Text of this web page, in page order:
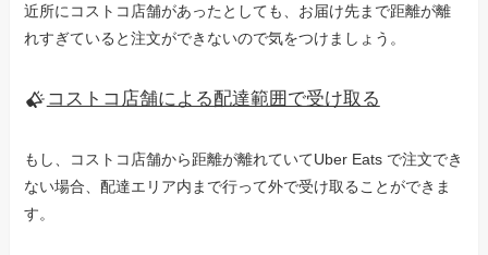
近所にコストコ店舗があったとしても、お届け先まで距離が離
れすぎていると注文ができないので気をつけましょう。
コストコ店舗による配達範囲で受け取る
もし、コストコ店舗から距離が離れていてUber Eats で注文でき
ない場合、配達エリア内まで行って外で受け取ることができま
す。